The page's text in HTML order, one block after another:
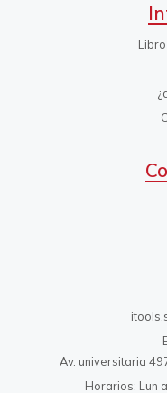
Av. universitaria
Horarios: Lun